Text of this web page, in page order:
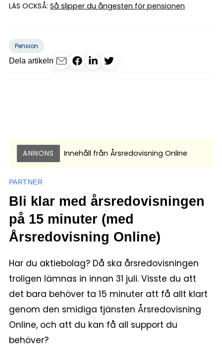
LÄS OCKSÅ: Så slipper du ångesten för pensionen
Pension
Dela artikeln
ANNONS Innehåll från Årsredovisning Online
PARTNER
Bli klar med årsredovisningen
på 15 minuter (med
Årsredovisning Online)
Har du aktiebolag? Då ska årsredovisningen
troligen lämnas in innan 31 juli. Visste du att
det bara behöver ta 15 minuter att få allt klart
genom den smidiga tjänsten Årsredovisning
Online, och att du kan få all support du
behöver?